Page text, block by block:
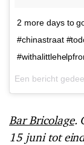
2 more days to
#chinastraat
Een bericht
Bar Bricolage.
15 juni tot